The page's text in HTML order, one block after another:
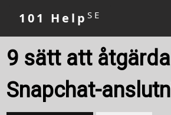
101 Help SE
9 sätt att åtgärda
Snapchat-